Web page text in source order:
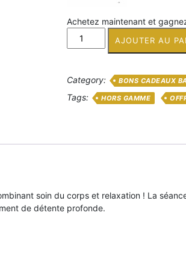
Achetez maintenant et
quantité
de
et
un
d'1
personne
AJOUTER AU
Category: BONS CADEAUX
Tags: HORS GAMME
soin du corps et relaxation ! La
de détente profonde.